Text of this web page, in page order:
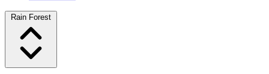
Rain Forest